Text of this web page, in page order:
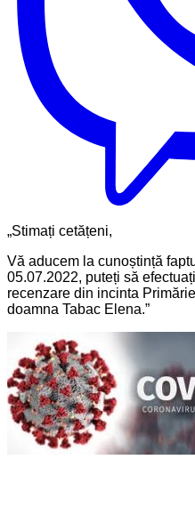
„Stimați cetățeni,
Vă aducem la cunoștință
05.07.2022, puteți să
recenzare din incinta
doamna Tabac Elena.”